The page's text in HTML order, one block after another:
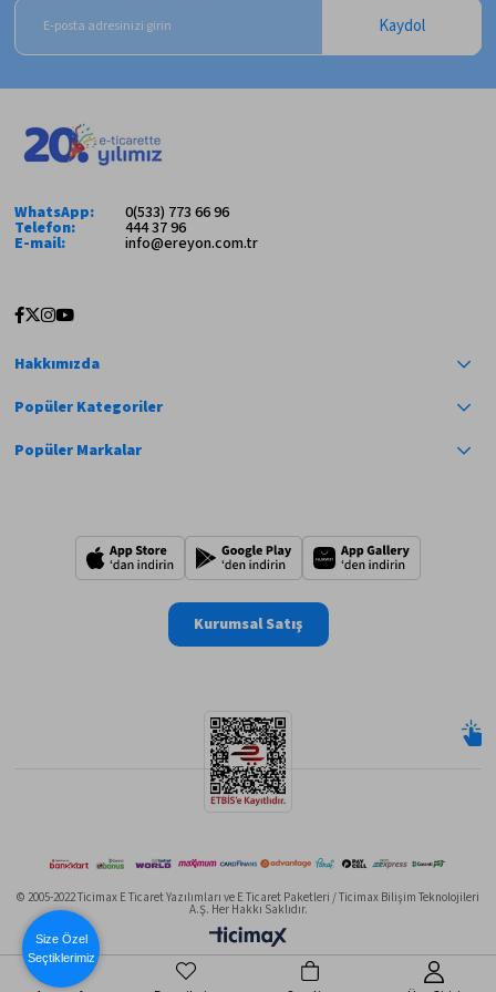
Kaydol
WhatsApp: 0(533) 773 66 96
Telefon: 444 37 96
E-mail: info@ereyon.com.tr
Hakkımızda
Popüler Kategoriler
Popüler Markalar
Kurumsal Satış
© 2005-2022 Ticimax E Ticaret Yazılımları ve E Ticaret Paketleri / Ticimax Bilişim Teknolojileri
A.Ş. Her Hakkı Saklıdır.
Size Özel
Seçtiklerimiz